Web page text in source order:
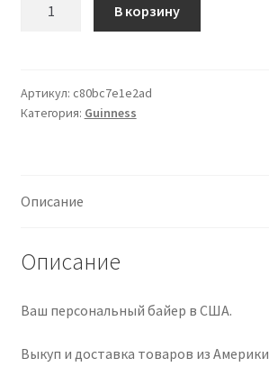
Green
Irish
(Medium)
В корзину
Артикул: c80bc7e1e2ad
Категория: Guinness
Описание
Описание
Ваш персональный байер в США.
Выкуп и доставка товаров из Америки